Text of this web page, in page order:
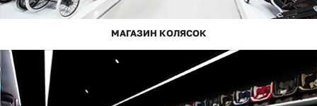
МАГАЗИН КОЛЯСОК